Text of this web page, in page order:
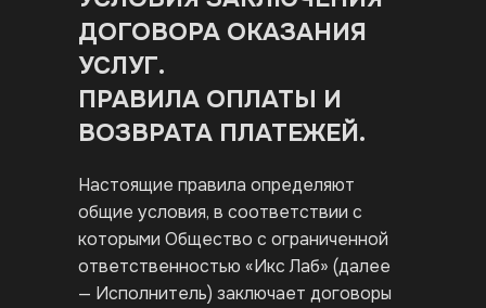
ДОГОВОРА ОКАЗАНИЯ
УСЛУГ.
ПРАВИЛА ОПЛАТЫ И
ВОЗВРАТА ПЛАТЕЖЕЙ.
Настоящие правила определяют
общие условия, в соответствии с
которыми Общество с ограниченной
ответственностью «Икс Лаб» (далее
— Исполнитель) заключает договоры